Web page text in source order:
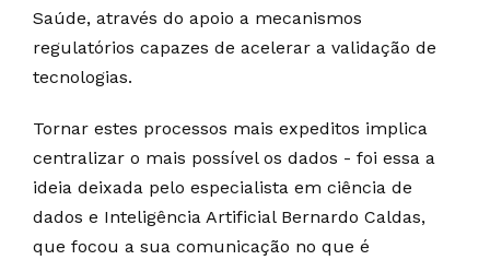
Saúde, através do apoio a mecanismos
regulatórios capazes de acelerar a validação de
tecnologias.
Tornar estes processos mais expeditos implica
centralizar o mais possível os dados - foi essa a
ideia deixada pelo especialista em ciência de
dados e Inteligência Artificial Bernardo Caldas,
que focou a sua comunicação no que é